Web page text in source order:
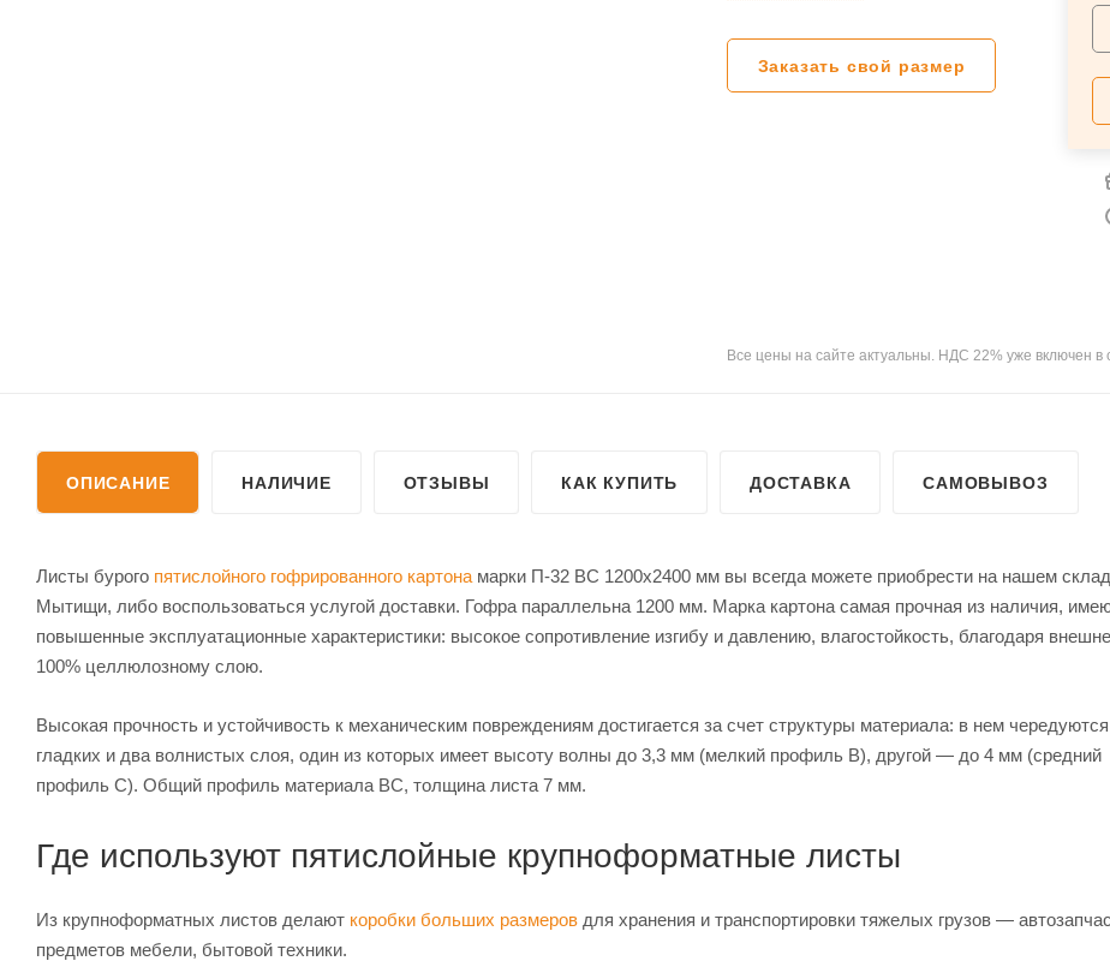
Заказать свой размер
Все цены на сайте актуальны. НДС 22% уже включен в
ОПИСАНИЕ НАЛИЧИЕ ОТЗЫВЫ КАК КУПИТЬ ДОСТАВКА САМОВЫВОЗ
Листы бурого пятислойного гофрированного картона марки П-32 ВС 1200х2400 мм вы всегда можете приобрести на нашем
Мытищи, либо воспользоваться услугой доставки. Гофра параллельна 1200 мм. Марка картона самая прочная из наличия,
повышенные эксплуатационные характеристики: высокое сопротивление изгибу и давлению, влагостойкость, благодаря
100% целлюлозному слою.
Высокая прочность и устойчивость к механическим повреждениям достигается за счет структуры материала: в нем
гладких и два волнистых слоя, один из которых имеет высоту волны до 3,3 мм (мелкий профиль В), другой — до 4 мм (средний
профиль С). Общий профиль материала ВС, толщина листа 7 мм.
Где используют пятислойные крупноформатные листы
Из крупноформатных листов делают коробки больших размеров для хранения и транспортировки тяжелых грузов —
предметов мебели, бытовой техники.